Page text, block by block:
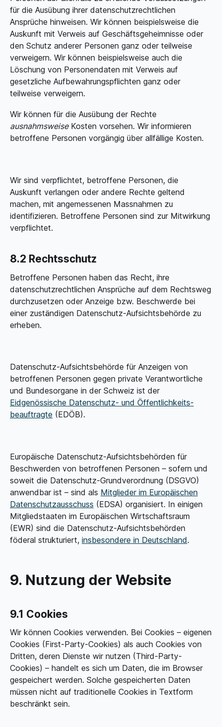
für die Ausübung ihrer datenschutzrechtlichen
Ansprüche hinweisen. Wir können beispielsweise die
Auskunft mit Verweis auf Geschäftsgeheimnisse oder
den Schutz anderer Personen ganz oder teilweise
verweigern. Wir können beispielsweise auch die
Löschung von Personendaten mit Verweis auf
gesetzliche Aufbewahrungspflichten ganz oder
teilweise verweigern.
Wir können für die Ausübung der Rechte
ausnahmsweiseKosten vorsehen. Wir informieren
betroffene Personen vorgängig über allfällige Kosten.
Wir sind verpflichtet, betroffene Personen, die
Auskunft verlangen oder andere Rechte geltend
machen, mit angemessenen Massnahmen zu
identifizieren. Betroffene Personen sind zur Mitwirkung
verpflichtet.
8.2 Rechtsschutz
Betroffene Personen haben das Recht, ihre
datenschutz­rechtlichen Ansprüche auf dem Rechtsweg
durchzusetzen oder Anzeige bzw. Beschwerde bei
einer zuständigen Datenschutz-Aufsichtsbehörde zu
erheben.
Datenschutz-Aufsichtsbehörde für Anzeigen von
betroffenen Personen gegen private Verantwortliche
und Bundesorgane in der Schweiz ist der
Eidgenössische Datenschutz- und Öffentlichkeits­
beauftragte (EDÖB).
Europäische Datenschutz-Aufsichtsbehörden für
Beschwerden von betroffenen Personen – sofern und
soweit die Datenschutz-Grund­verordnung (DSGVO)
anwendbar ist – sind als Mitglieder im Europäischen
Datenschutz­ausschuss (EDSA) organisiert. In einigen
Mitgliedstaaten im Europäischen Wirtschafts­raum
(EWR) sind die Datenschutz-Aufsichtsbehörden
föderal strukturiert, insbesondere in Deutschland.
9. Nutzung der Website
9.1 Cookies
Wir können Cookies verwenden. Bei Cookies – eigenen
Cookies (First-Party-Cookies) als auch Cookies von
Dritten, deren Dienste wir nutzen (Third-Party-
Cookies) – handelt es sich um Daten, die im Browser
gespeichert werden. Solche gespeicherten Daten
müssen nicht auf traditionelle Cookies in Textform
beschränkt sein.